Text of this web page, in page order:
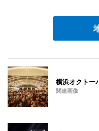
横浜オクトー
関連画像